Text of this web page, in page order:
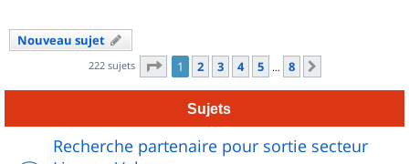
Nouveau sujet
222 sujets Page 1sur
1 2 3 4 5 … 8
Sujets
Recherche partenaire pour sortie secteur